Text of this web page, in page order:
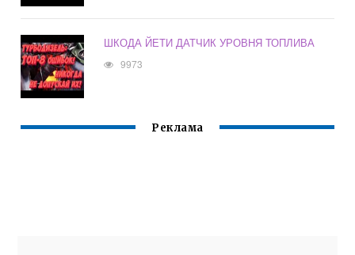
ШКОДА ЙЕТИ ДАТЧИК УРОВНЯ ТОПЛИВА
9973
Реклама